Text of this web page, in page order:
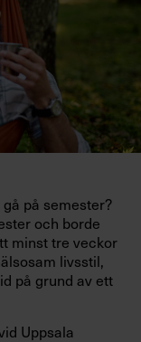
på semester?
och borde
minst tre veckor
livsstil,
på grund av ett
Uppsala